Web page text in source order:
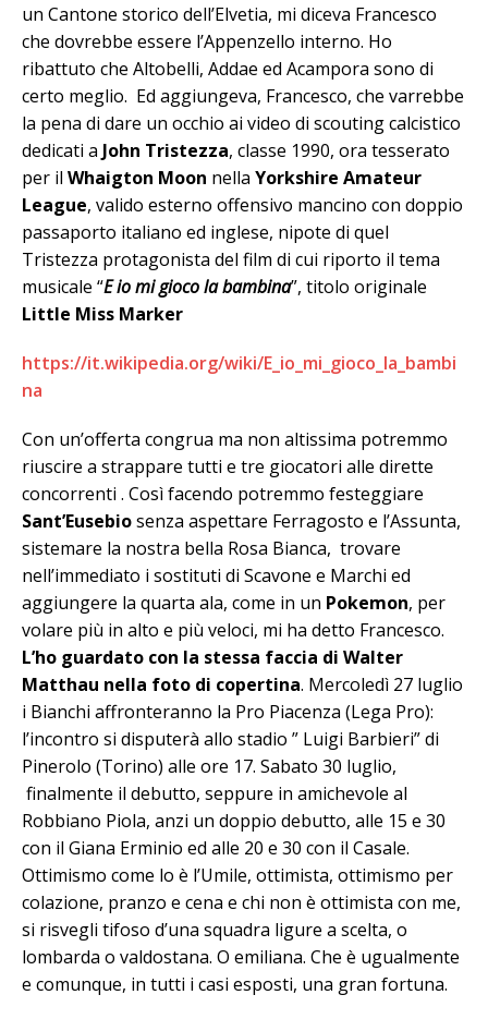
un Cantone storico dell’Elvetia, mi diceva Francesco
che dovrebbe essere l’Appenzello interno. Ho
ribattuto che Altobelli, Addae ed Acampora sono di
certo meglio. Ed aggiungeva, Francesco, che varrebbe
la pena di dare un occhio ai video di scouting calcistico
dedicati a John Tristezza, classe 1990, ora tesserato
per il Whaigton Moon nella Yorkshire Amateur
League, valido esterno offensivo mancino con doppio
passaporto italiano ed inglese, nipote di quel
Tristezza protagonista del film di cui riporto il tema
musicale “E io mi gioco la bambina”, titolo originale
Little Miss Marker
https://it.wikipedia.org/wiki/E_io_mi_gioco_la_bambi
na
Con un’offerta congrua ma non altissima potremmo
riuscire a strappare tutti e tre giocatori alle dirette
concorrenti . Così facendo potremmo festeggiare
Sant’Eusebiosenza aspettare Ferragosto e l’Assunta,
sistemare la nostra bella Rosa Bianca, trovare
nell’immediato i sostituti di Scavone e Marchi ed
aggiungere la quarta ala, come in un Pokemon, per
volare più in alto e più veloci, mi ha detto Francesco.
L’ho guardato con la stessa faccia di Walter
Matthau nella foto di copertina. Mercoledì 27 luglio
i Bianchi affronteranno la Pro Piacenza (Lega Pro):
l’incontro si disputerà allo stadio ” Luigi Barbieri” di
Pinerolo (Torino) alle ore 17. Sabato 30 luglio,
finalmente il debutto, seppure in amichevole al
Robbiano Piola, anzi un doppio debutto, alle 15 e 30
con il Giana Erminio ed alle 20 e 30 con il Casale.
Ottimismo come lo è l’Umile, ottimista, ottimismo per
colazione, pranzo e cena e chi non è ottimista con me,
si risvegli tifoso d’una squadra ligure a scelta, o
lombarda o valdostana. O emiliana. Che è ugualmente
e comunque, in tutti i casi esposti, una gran fortuna.